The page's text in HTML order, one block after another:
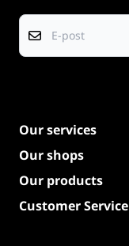
Our services
The right racket
Our brands
Our shops
Shop The Netherlands
Shop Belgium
Our products
Padel rackets
Customer Service